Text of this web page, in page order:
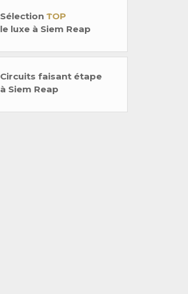
SélectionTOP
le luxe à Siem Reap
Circuits faisant étape
à Siem Reap